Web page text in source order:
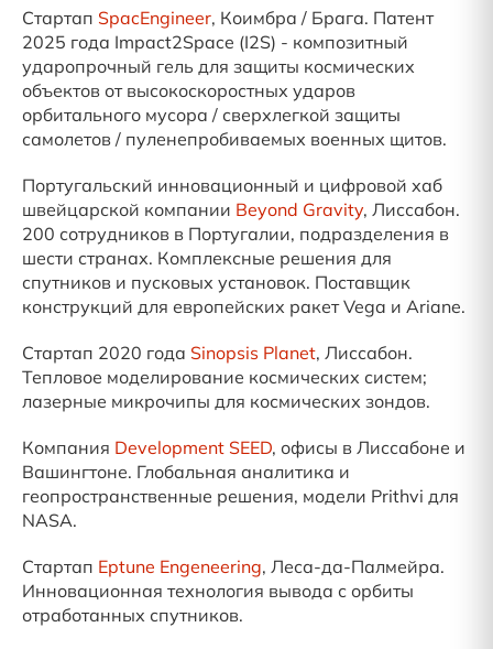
Стартап SpacEngineer, Коимбра / Брага. Патент
2025 года Impact2Space (I2S) - композитный
ударопрочный гель для защиты космических
объектов от высокоскоростных ударов
орбитального мусора / сверхлегкой защиты
самолетов / пуленепробиваемых военных щитов.
Португальский инновационный и цифровой хаб
швейцарской компании Beyond Gravity, Лиссабон.
200 сотрудников в Португалии, подразделения в
шести странах. Комплексные решения для
спутников и пусковых установок. Поставщик
конструкций для европейских ракет Vega и Ariane.
Стартап 2020 года Sinopsis Planet, Лиссабон.
Тепловое моделирование космических систем;
лазерные микрочипы для космических зондов.
Компания Development SEED, офисы в Лиссабоне и
Вашингтоне. Глобальная аналитика и
геопространственные решения, модели Prithvi для
NASA.
Стартап Eptune Engeneering, Леса-да-Палмейра.
Инновационная технология вывода с орбиты
отработанных спутников.